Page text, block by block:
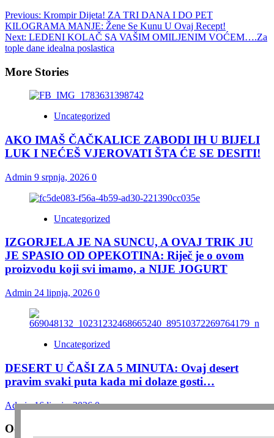
Post
navigation
Previous: Krompir Dijeta! ZA TRI DANA I DO PET
KILOGRAMA MANJE: Žene Se Kunu U Ovaj Recept!
Next: LEDENI KOLAČ SA VAŠIM OMILJENIM VOĆEM….Za
tople dane idealna poslastica
More Stories
Uncategorized
AKO IMAŠ ČAČKALICE ZABODI IH U BIJELI
LUK I NEĆEŠ VJEROVATI ŠTA ĆE SE DESITI!
Admin 9 srpnja, 2026 0
Uncategorized
IZGORJELA JE NA SUNCU, A OVAJ TRIK JU
JE SPASIO OD OPEKOTINA: Riječ je o ovom
proizvodu koji svi imamo, a NIJE JOGURT
Admin 24 lipnja, 2026 0
Uncategorized
DESERT U ČAŠI ZA 5 MINUTA: Ovaj desert
pravim svaki puta kada mi dolaze gosti…
Admin16 lipnja, 20260
Odgovori